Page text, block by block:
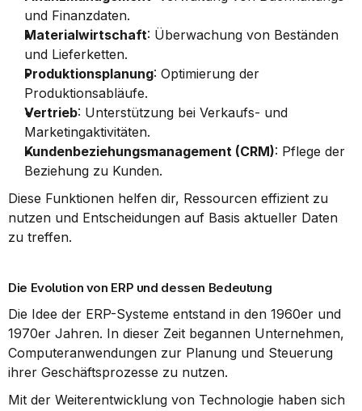
und Finanzdaten.
Materialwirtschaft: Überwachung von Beständen
und Lieferketten.
Produktionsplanung: Optimierung der
Produktionsabläufe.
Vertrieb: Unterstützung bei Verkaufs- und
Marketingaktivitäten.
Kundenbeziehungsmanagement (CRM): Pflege der
Beziehung zu Kunden.
Diese Funktionen helfen dir, Ressourcen effizient zu
nutzen und Entscheidungen auf Basis aktueller Daten
zu treffen.
Die Evolution von ERP und dessen Bedeutung
Die Idee der ERP-Systeme entstand in den 1960er und
1970er Jahren. In dieser Zeit begannen Unternehmen,
Computeranwendungen zur Planung und Steuerung
ihrer Geschäftsprozesse zu nutzen.
Mit der Weiterentwicklung von Technologie haben sich